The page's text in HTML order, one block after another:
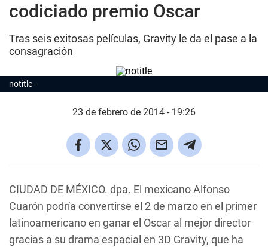
codiciado premio Oscar
Tras seis exitosas películas, Gravity le da el pase a la
consagración
notitle
23 de febrero de 2014 - 19:26
CIUDAD DE MÉXICO. dpa. El mexicano Alfonso
Cuarón podría convertirse el 2 de marzo en el primer
latinoamericano en ganar el Oscar al mejor director
gracias a su drama espacial en 3D Gravity, que ha